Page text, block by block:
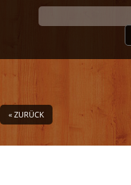
« ZURÜCK